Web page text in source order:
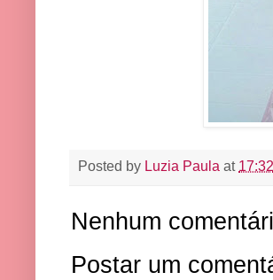
Posted by Luzia Paula at 17:32
Nenhum
Postar um